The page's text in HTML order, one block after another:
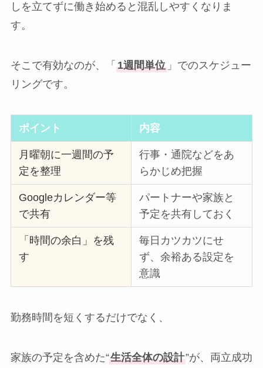
しを立てずに働き始めると混乱しやすくなりま
す。
そこで有効なのが、「 1週間単位」でのスケジュー
リングです。
ポイント 内容
月曜朝に一週間の予
定を整理
行事・通院などをあ
らかじめ把握
Googleカレンダー等
で共有
パートナーや家族と
予定を共有しておく
「時間の余白」を残
す
毎日カツカツにせ
ず、余裕ある設定を
意識
勤務時間を短くするだけでなく、
家族の予定を含めた“生活全体の設計”が、両立成功